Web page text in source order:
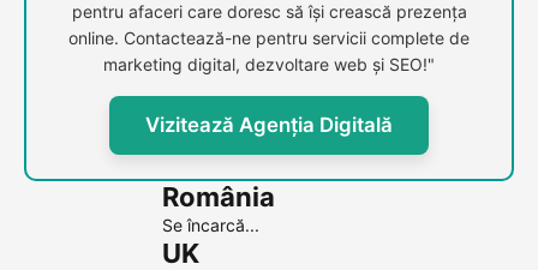
pentru afaceri care doresc să își crească prezența
online. Contactează-ne pentru servicii complete de
marketing digital, dezvoltare web și SEO!"
Vizitează Agenția Digitală
România
Se încarcă...
UK